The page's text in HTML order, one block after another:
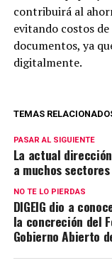
contribuirá al
evitando costos
documentos, ya
digitalmente.
TEMAS
PASAR AL SIGUIENTE
La actual
a muchos
NO TE LO PIERDAS
DIGEIG dio a
la concreción del
Gobierno Abierto